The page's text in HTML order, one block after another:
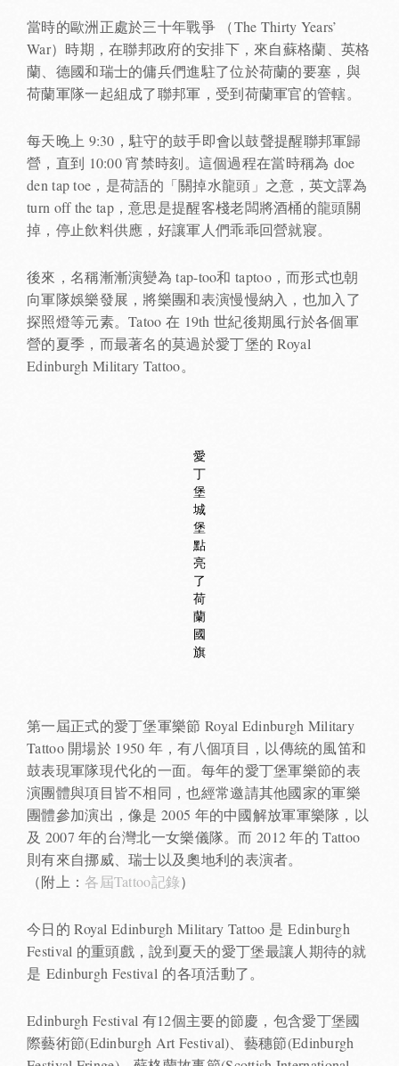
當時的歐洲正處於三十年戰爭 （The Thirty Years’
War）時期，在聯邦政府的安排下，來自蘇格蘭、英格
蘭、德國和瑞士的傭兵們進駐了位於荷蘭的要塞，與
荷蘭軍隊一起組成了聯邦軍，受到荷蘭軍官的管轄。
每天晚上 9:30，駐守的鼓手即會以鼓聲提醒聯邦軍歸
營，直到 10:00 宵禁時刻。這個過程在當時稱為 doe
den tap toe，是荷語的「關掉水龍頭」之意，英文譯為
turn off the tap，意思是提醒客棧老闆將酒桶的龍頭關
掉，停止飲料供應，好讓軍人們乖乖回營就寢。
後來，名稱漸漸演變為 tap-too和 taptoo，而形式也朝
向軍隊娛樂發展，將樂團和表演慢慢納入，也加入了
探照燈等元素。Tatoo 在 19th 世紀後期風行於各個軍
營的夏季，而最著名的莫過於愛丁堡的 Royal
Edinburgh Military Tattoo。
愛
丁
堡
城
堡
點
亮
了
荷
蘭
國
旗
第一屆正式的愛丁堡軍樂節 Royal Edinburgh Military
Tattoo 開場於 1950 年，有八個項目，以傳統的風笛和
鼓表現軍隊現代化的一面。每年的愛丁堡軍樂節的表
演團體與項目皆不相同，也經常邀請其他國家的軍樂
團體參加演出，像是 2005 年的中國解放軍軍樂隊，以
及 2007 年的台灣北一女樂儀隊。而 2012 年的 Tattoo
則有來自挪威、瑞士以及奧地利的表演者。
（附上：各屆Tattoo記錄）
今日的 Royal Edinburgh Military Tattoo 是 Edinburgh
Festival 的重頭戲，說到夏天的愛丁堡最讓人期待的就
是 Edinburgh Festival 的各項活動了。
Edinburgh Festival 有12個主要的節慶，包含愛丁堡國
際藝術節(Edinburgh Art Festival)、藝穗節(Edinburgh